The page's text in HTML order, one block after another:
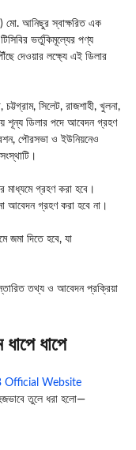
মো. আনিছুর স্বাক্ষরিত এক
ভর্তুকিমূল্যের পণ্য
দেওয়ার লক্ষ্যে এই ডিলার
সিলেট, রাজশাহী, খুলনা,
শূন্য ডিলার পদে আবেদন গ্রহণ
পৌরসভা ও ইউনিয়নেও
মাধ্যমে গ্রহণ করা হবে।
আবেদন গ্রহণ করা হবে না।
জমা দিতে হবে, যা
তথ্য ও আবেদন প্রক্রিয়া
ধাপে
Official Website
তুলে ধরা হলো—